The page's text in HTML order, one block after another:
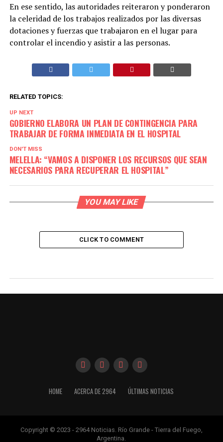
En ese sentido, las autoridades reiteraron y ponderaron
la celeridad de los trabajos realizados por las diversas
dotaciones y fuerzas que trabajaron en el lugar para
controlar el incendio y asistir a las personas.
RELATED TOPICS:
UP NEXT
GOBIERNO ELABORA UN PLAN DE CONTINGENCIA PARA
TRABAJAR DE FORMA INMEDIATA EN EL HOSPITAL
DON'T MISS
MELELLA: “VAMOS A DISPONER LOS RECURSOS QUE SEAN
NECESARIOS PARA RECUPERAR EL HOSPITAL”
YOU MAY LIKE
CLICK TO COMMENT
HOME ACERCA DE 2964 ÚLTIMAS NOTICIAS
Copyright © 2023 - 2964 Noticias. Río Grande - Tierra del Fuego,
Argentina.